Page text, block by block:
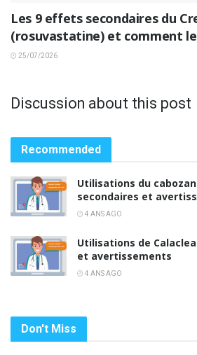
Les 9 effets secondaires du
(rosuvastatine) et comment
25/07/2026
Discussion about this post
Recommended
Utilisations du
secondaires et
4 ANS AGO
Utilisations de
et avertissements
4 ANS AGO
Don't Miss